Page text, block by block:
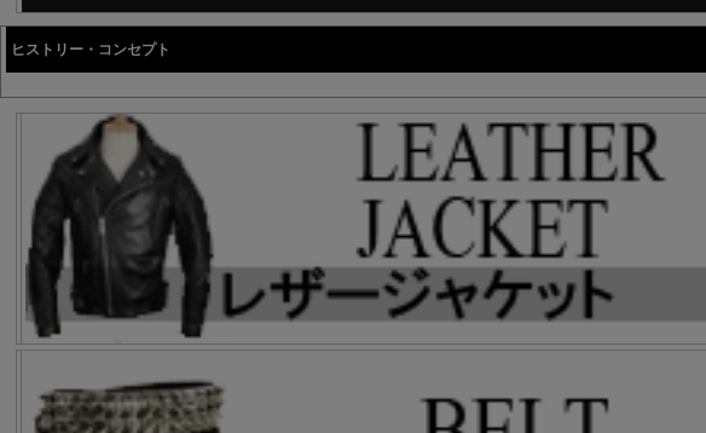
ヒストリー・コンセプト